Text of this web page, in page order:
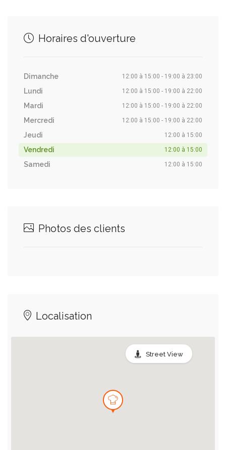
Horaires d'ouverture
Dimanche 12:00 à 15:00 - 19:00 à 23:00
Lundi 12:00 à 15:00 - 19:00 à 22:00
Mardi 12:00 à 15:00 - 19:00 à 22:00
Mercredi 12:00 à 15:00 - 19:00 à 22:00
Jeudi 12:00 à 15:00
Vendredi 12:00 à 15:00
Samedi 12:00 à 15:00
Photos des clients
Localisation
Street View